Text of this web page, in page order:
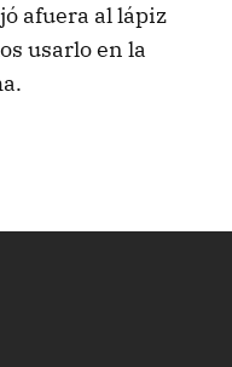
afuera al lápiz
usarlo en la